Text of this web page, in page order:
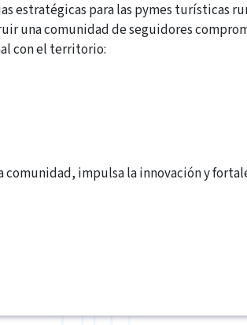
estratégicas para las pymes turísticas
una comunidad de seguidores
con el territorio:
impulsa la innovación y